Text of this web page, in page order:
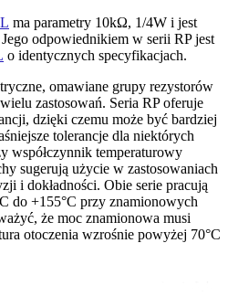
ma parametry 10kΩ, 1/4W i jest
odpowiednikiem w serii RP jest
o identycznych specyfikacjach.
omawiane grupy rezystorów
zastosowań. Seria RP oferuje
dzięki czemu może być bardziej
tolerancje dla niektórych
współczynnik temperaturowy
sugerują użycie w zastosowaniach
i dokładności. Obie serie pracują
do +155°C przy znamionowych
że moc znamionowa musi
otoczenia wzrośnie powyżej 70°C